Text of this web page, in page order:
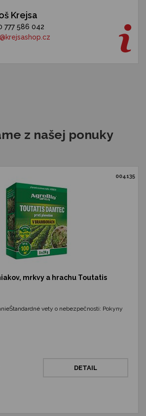
Krejsa
777 586 042
z našej ponuky
004135
mrkvy a hrachu Toutatis
vety o nebezpečnosti: Pokyny
DETAIL